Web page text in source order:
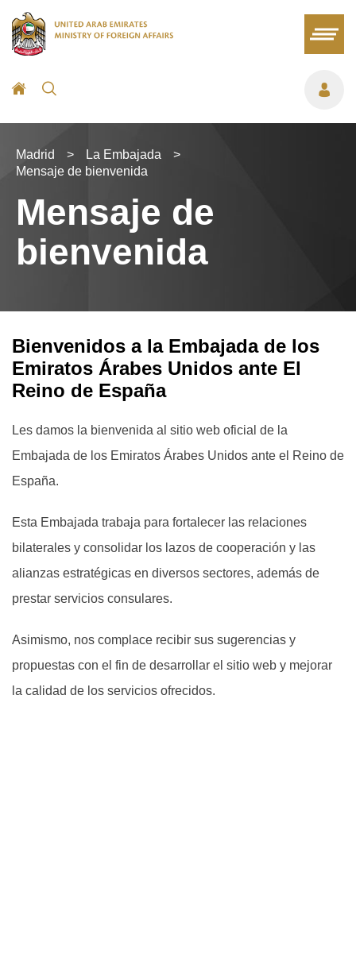
Madrid > La Embajada​
>
Mensaje de bienvenida
Mensaje de
bienvenida
Bienvenidos a la Embajada de los
Emiratos Árabes Unidos ante El
Reino de España
Les damos la bienvenida al sitio web oficial de la
Embajada de los Emiratos Árabes Unidos ante el Reino de
España.
Esta Embajada trabaja para fortalecer las relaciones
bilaterales y consolidar los lazos de cooperación y las
alianzas estratégicas en diversos sectores, además de
prestar servicios consulares.
Asimismo, nos complace recibir sus sugerencias y
propuestas con el fin de desarrollar el sitio web y mejorar
la calidad de los servicios ofrecidos.